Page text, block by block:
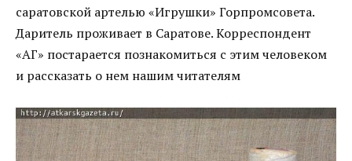
саратовской артелью «Игрушки» Горпромсовета.
Даритель проживает в Саратове. Корреспондент
«АГ» постарается познакомиться с этим человеком
и рассказать о нем нашим читателям